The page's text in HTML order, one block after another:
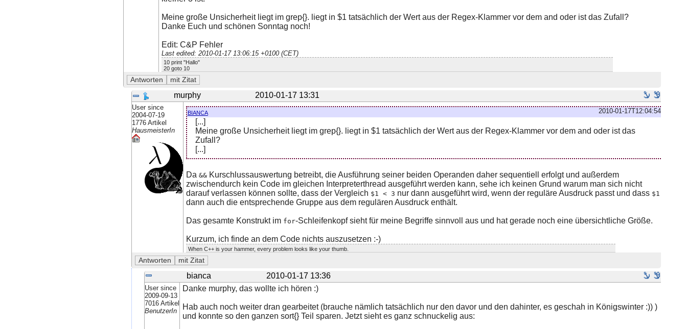
Meine große Unsicherheit liegt im grep{}. liegt in $1 tatsächlich der Wert aus der Regex-Klammer vor dem and oder ist das Zufall?
Danke Euch und schönen Sonntag noch!
Edit: C&P Fehler
Last edited: 2010-01-17 13:06:15 +0100 (CET)
10 print "Hallo"
20 goto 10
murphy 2010-01-17 13:31
User since
2004-07-19
1776 Artikel
HausmeisterIn
2010-01-17T12:04:54
bianca
[...]
Meine große Unsicherheit liegt im grep{}. liegt in $1 tatsächlich der Wert aus der Regex-Klammer vor dem and oder ist das
Zufall?
[...]
Da &&Kurschlussauswertung betreibt, die Ausführung seiner beiden Operanden daher sequentiell erfolgt und außerdem
zwischendurch kein Code im gleichen Interpreterthread ausgeführt werden kann, sehe ich keinen Grund warum man sich nicht
darauf verlassen können sollte, dass der Vergleich $1 < 3 nur dann ausgeführt wird, wenn der reguläre Ausdruck passt und dass $1
dann auch die entsprechende Gruppe aus dem regulären Ausdruck enthält.
Das gesamte Konstrukt im for-Schleifenkopf sieht für meine Begriffe sinnvoll aus und hat gerade noch eine übersichtliche Größe.
Kurzum, ich finde an dem Code nichts auszusetzen :-)
When C++ is your hammer, every problem looks like your thumb.
bianca 2010-01-17 13:36
User since
2009-09-13
7016 Artikel
BenutzerIn
Danke murphy, das wollte ich hören :)
Hab auch noch weiter dran gearbeitet (brauche nämlich tatsächlich nur den davor und den dahinter, es geschah in Königswinter :)) )
und konnte so den ganzen sort{} Teil sparen. Jetzt sieht es ganz schnuckelig aus: